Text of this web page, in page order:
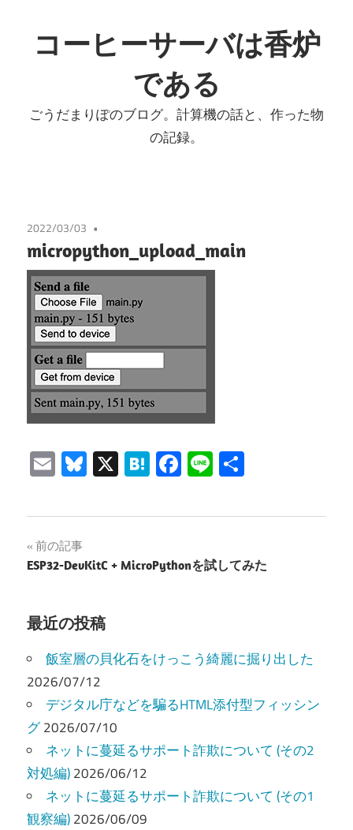
ン
テ
へ
コーヒーサーバは香炉
である
ごうだまりぽのブログ。計算機の話と、作った物
の記録。
2022/03/03
micropython_upload_main
EmailBluesky
X Hatena
Facebook
Line
投
稿
ナ
ビ
ゲ
ー
シ
ョ
ン
前の記事
ESP32-DevKitC + MicroPythonを試してみた
最近の投稿
飯室層の貝化石をけっこう綺麗に掘り出した
2026/07/12
デジタル庁などを騙るHTML添付型フィッシン
グ2026/07/10
ネットに蔓延るサポート詐欺について (その2
対処編)2026/06/12
ネットに蔓延るサポート詐欺について (その1
観察編)2026/06/09